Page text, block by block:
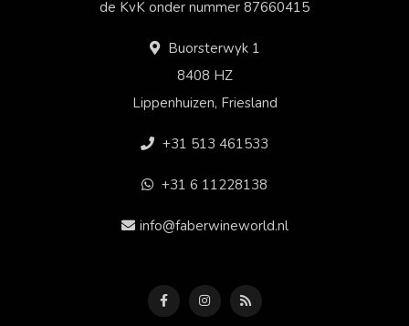
de KvK onder nummer 87660415
Buorsterwyk 1
8408 HZ
Lippenhuizen, Friesland
+31 513 461533
+31 6 11228138
info@faberwineworld.nl